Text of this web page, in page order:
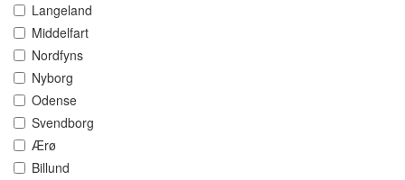
Langeland
Middelfart
Nordfyns
Nyborg
Odense
Svendborg
Ærø
Billund